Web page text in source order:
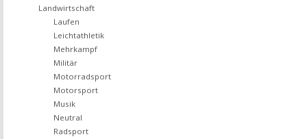
Landwirtschaft
Laufen
Leichtathletik
Mehrkampf
Militär
Motorradsport
Motorsport
Musik
Neutral
Radsport